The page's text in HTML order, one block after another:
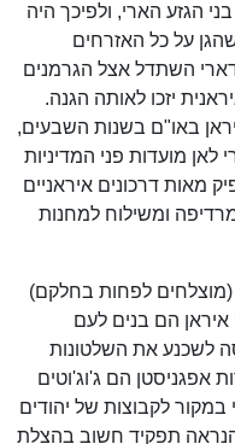
הגזע הארי, ולפיכך היה
על כל האזרחים
השתדל אצל הגרמנים
יזכו לאותה הגנה.
באו"ם בשנות השבעים,
סרדארי לאן מועדות פני המדיניות
מאות דרכונים איראניים
ומשילוח למחנות
(מוצלחים לפחות בחלקם)
איראן הם בנים לעם
לשכנע את השלטונות
אפגניסטן הם ג'וג'וטים
במקור לקבוצות של יהודים
תפקיד חשוב בהצלת